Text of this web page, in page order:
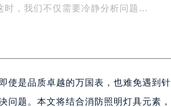
时，我们不仅需要冷静分析问题…
使是品质卓越的万国表，也难免遇到针
问题。本文将结合消防照明灯具元素，